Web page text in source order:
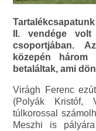
II. vendége
csoportjában.
közepén
betaláltak, ami
Virágh Ferenc
(Polyák Kristóf,
túlkorossal
Meszhi is